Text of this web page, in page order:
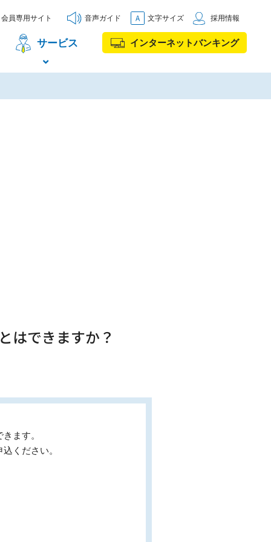
サービス インターネットバンキング
会員専用サイト 音声ガイド 文字サイズ 採用情報
はできますか？
ます。
ください。